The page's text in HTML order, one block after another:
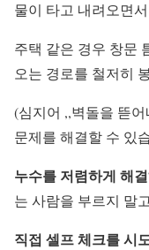
물이 타고 내려오면
주택 같은 경우 창문
오는 경로를 철저히
(심지어 ,,벽돌을 뜯
문제를 해결할 수 있
누수를 저렴하게 해
는 사람을 부르지 말고
직접 셀프 체크를 시